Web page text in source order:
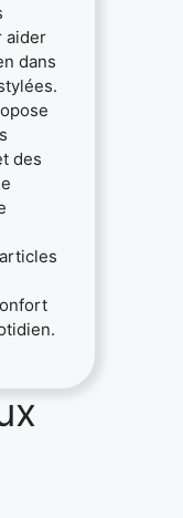
aider
dans
des